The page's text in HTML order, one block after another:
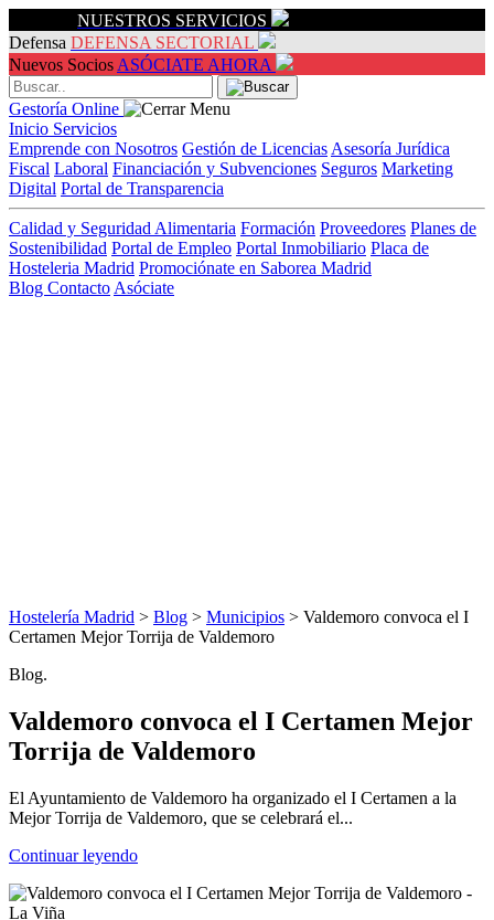
NUESTROS SERVICIOS
Defensa DEFENSA SECTORIAL
Nuevos Socios ASÓCIATE AHORA
Gestoría Online
Inicio Servicios
Emprende con Nosotros Gestión de Licencias Asesoría Jurídica
Fiscal Laboral Financiación y Subvenciones Seguros Marketing
Digital Portal de Transparencia
Calidad y Seguridad Alimentaria Formación Proveedores Planes de
Sostenibilidad Portal de Empleo Portal Inmobiliario Placa de
Hosteleria Madrid Promociónate en Saborea Madrid
Blog Contacto Asóciate
Hostelería Madrid > Blog > Municipios > Valdemoro convoca el I
Certamen Mejor Torrija de Valdemoro
Blog.
Valdemoro convoca el I Certamen Mejor
Torrija de Valdemoro
El Ayuntamiento de Valdemoro ha organizado el I Certamen a la
Mejor Torrija de Valdemoro, que se celebrará el...
Continuar leyendo